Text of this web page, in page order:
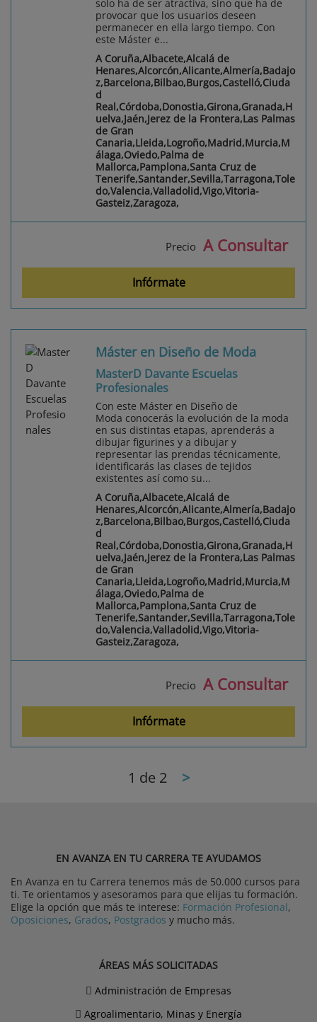
solo ha de ser atractiva, sino que ha de
provocar que los usuarios deseen
permanecer en ella largo tiempo. Con
este Máster e...
A Coruña,Albacete,Alcalá de
Henares,Alcorcón,Alicante,Almería,Badajo
z,Barcelona,Bilbao,Burgos,Castelló,Ciuda
d
Real,Córdoba,Donostia,Girona,Granada,H
uelva,Jaén,Jerez de la Frontera,Las Palmas
de Gran
Canaria,Lleida,Logroño,Madrid,Murcia,M
álaga,Oviedo,Palma de
Mallorca,Pamplona,Santa Cruz de
Tenerife,Santander,Sevilla,Tarragona,Tole
do,Valencia,Valladolid,Vigo,Vitoria-
Gasteiz,Zaragoza,
Precio A Consultar
Infórmate
Máster en Diseño de Moda
MasterD Davante Escuelas
Profesionales
Con este Máster en Diseño de
Moda conocerás la evolución de la moda
en sus distintas etapas, aprenderás a
dibujar figurines y a dibujar y
representar las prendas técnicamente,
identificarás las clases de tejidos
existentes así como su...
A Coruña,Albacete,Alcalá de
Henares,Alcorcón,Alicante,Almería,Badajo
z,Barcelona,Bilbao,Burgos,Castelló,Ciuda
d
Real,Córdoba,Donostia,Girona,Granada,H
uelva,Jaén,Jerez de la Frontera,Las Palmas
de Gran
Canaria,Lleida,Logroño,Madrid,Murcia,M
álaga,Oviedo,Palma de
Mallorca,Pamplona,Santa Cruz de
Tenerife,Santander,Sevilla,Tarragona,Tole
do,Valencia,Valladolid,Vigo,Vitoria-
Gasteiz,Zaragoza,
Precio A Consultar
Infórmate
1 de 2 >
EN AVANZA EN TU CARRERA TE AYUDAMOS
En Avanza en tu Carrera tenemos más de 50.000 cursos para
ti. Te orientamos y asesoramos para que elijas tu formación.
Elige la opción que más te interese: Formación Profesional,
Oposiciones, Grados, Postgrados y mucho más.
ÁREAS MÁS SOLICITADAS
Administración de Empresas
Agroalimentario, Minas y Energía